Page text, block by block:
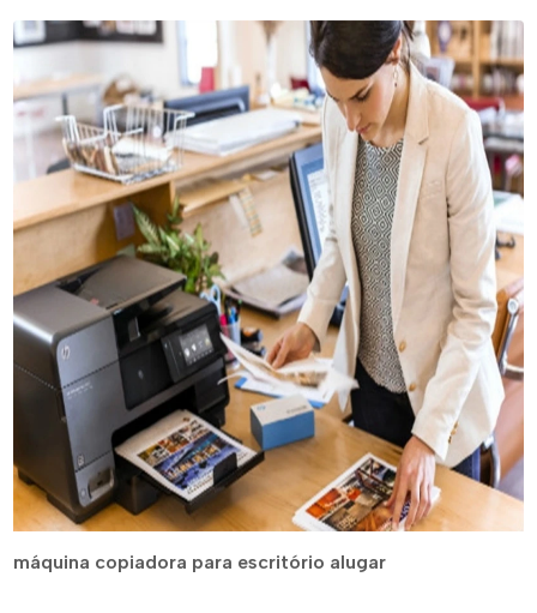
máquina copiadora para escritório alugar